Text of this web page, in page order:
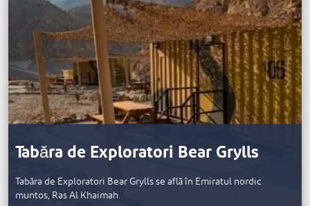
Tabăra de Exploratori Bear Grylls
Tabăra de Exploratori Bear Grylls se află în Emiratul nordic
muntos, Ras Al Khaimah.